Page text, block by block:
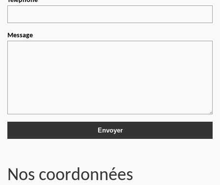
Message
Nos coordonnées